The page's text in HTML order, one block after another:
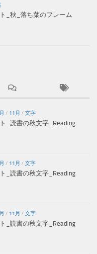
_秋_落ち葉のフレーム
/ 11月 / 文字
_読書の秋文字_Reading
/ 11月 / 文字
_読書の秋文字_Reading
/ 11月 / 文字
_読書の秋文字_Reading